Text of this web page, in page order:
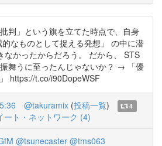
判」という旗を立てた時点で、自身
なものとして捉える発想」 の中に潜
なかったからだろう。 だから、 STS
舞うに至ったんじゃないか？ → 「優
https://t.co/i90DopeWSF
@takuramix (投稿一覧)
4
ート・ネットワーク (4)
@tsunecaster @tms063